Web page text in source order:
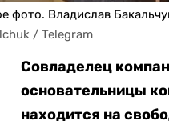
фото. Владислав
/ Telegram
Совладелец
основательницы
находится на